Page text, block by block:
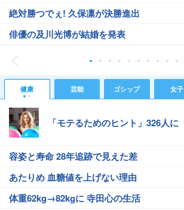
絶対勝つでぇ! 久保凛が決勝進出
俳優の及川光博が結婚を発表
健康 芸能 ゴシップ 女子
「モテるためのヒント」326人に
容姿と寿命 28年追跡で見えた差
あたりめ 血糖値を上げない理由
体重62kg→82kgに 寺田心の生活